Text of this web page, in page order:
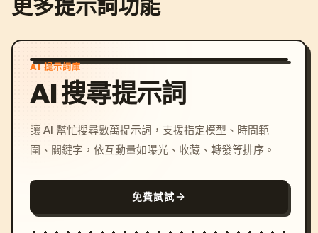
更多提示詞功能
AI 提示詞庫
AI 搜尋提示詞
讓 AI 幫忙搜尋數萬提示詞，支援指定模型、時間範
圍、關鍵字，依互動量如曝光、收藏、轉發等排序。
免費試試